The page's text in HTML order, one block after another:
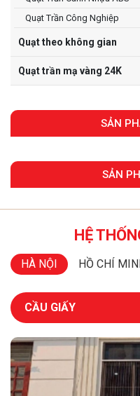
Quạt Trần Công Nghiệp
Quạt theo không gian
Quạt trần mạ vàng 24K
SẢN
SẢN
HỆ
HÀ NỘI HỒ CHÍ
CẦU GIẤY